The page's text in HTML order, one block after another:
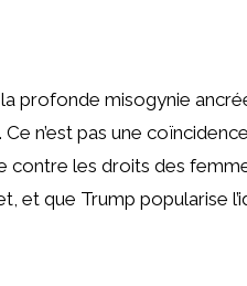
profonde misogynie
n’est pas une
contre les droits des
et que Trump popularise